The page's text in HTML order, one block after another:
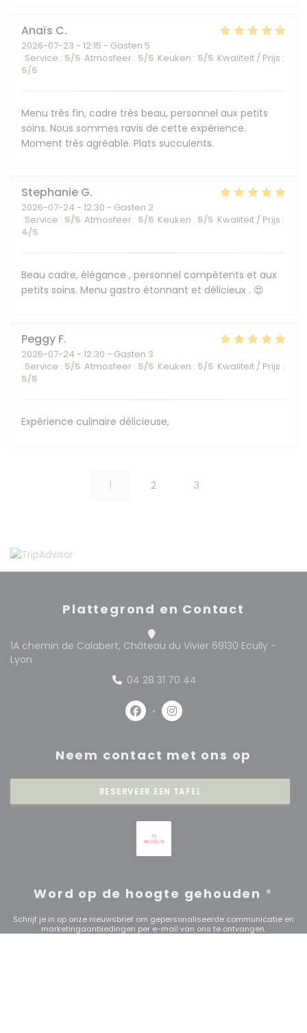
Anaïs C
2026-07-23 - 12:15 - Gasten 5
Service : 5/5 Atmosfeer : 5/5 Keuken : 5/5 Kwaliteit / Prijs :
5/5
Menu très fin, cadre très beau, personnel aux petits
soins. Nous sommes ravis de cette expérience.
Moment très agréable. Plats succulents.
Stephanie G
2026-07-24 - 12:30 - Gasten 2
Service : 5/5 Atmosfeer : 5/5 Keuken : 5/5 Kwaliteit / Prijs :
4/5
Beau cadre, élégance , personnel compétents et aux
petits soins. Menu gastro étonnant et délicieux . 😍
Peggy F
2026-07-24 - 12:30 - Gasten 3
Service : 5/5 Atmosfeer : 5/5 Keuken : 5/5 Kwaliteit / Prijs :
5/5
Expérience culinaire délicieuse,
1 2 3
Plattegrond en Contact
1A chemin de Calabert, Château du Vivier 69130 Ecully -
Lyon
04 28 31 70 44
Facebook ((opent in een
Instagram ((opent in
Neem contact met ons op
RESERVEER EEN TAFEL
Word op de hoogte gehouden *
Schrijf je in op onze nieuwsbrief om gepersonaliseerde communicatie en
marketingaanbiedingen per e-mail van ons te ontvangen.